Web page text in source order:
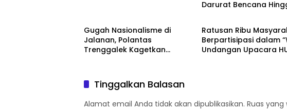
Darurat Bencana
Gugah Nasionalisme di
Jalanan, Polantas
Trenggalek Kagetkan
BERITA NASIONAL
Ratusan Ribu
Berpartisipasi dalam
Undangan Upacara
Tinggalkan Balasan
Alamat email Anda tidak akan dipublikasikan. Ruas